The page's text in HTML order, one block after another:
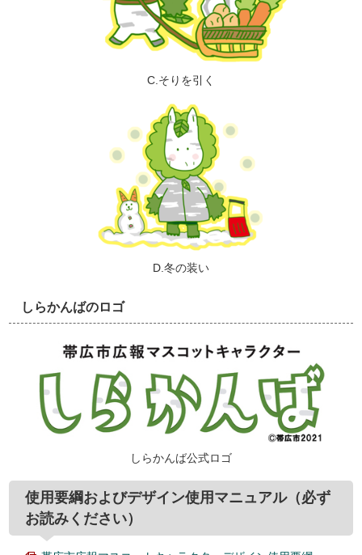
C.そりを引く
D.冬の装い
しらかんばのロゴ
しらかんば公式ロゴ
使用要綱およびデザイン使用マニュアル（必ず
お読みください）